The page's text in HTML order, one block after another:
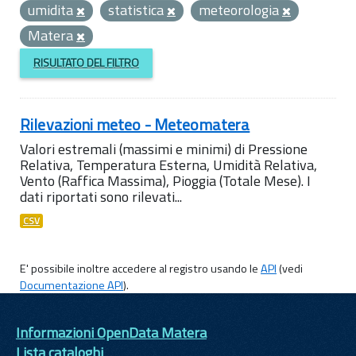
umidita
statistica
meteorologia
Matera
RISULTATO DEL FILTRO
Rilevazioni meteo - Meteomatera
Valori estremali (massimi e minimi) di Pressione
Relativa, Temperatura Esterna, Umidità Relativa,
Vento (Raffica Massima), Pioggia (Totale Mese). I
dati riportati sono rilevati...
CSV
E' possibile inoltre accedere al registro usando leAPI(vedi
Documentazione API).
Informazioni OpenData Matera